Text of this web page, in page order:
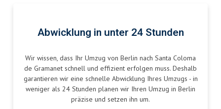
Abwicklung in unter 24 Stunden
Wir wissen, dass Ihr Umzug von Berlin nach Santa Coloma
de Gramanet schnell und effizient erfolgen muss. Deshalb
garantieren wir eine schnelle Abwicklung Ihres Umzugs - in
weniger als 24 Stunden planen wir Ihren Umzug in Berlin
präzise und setzen ihn um.